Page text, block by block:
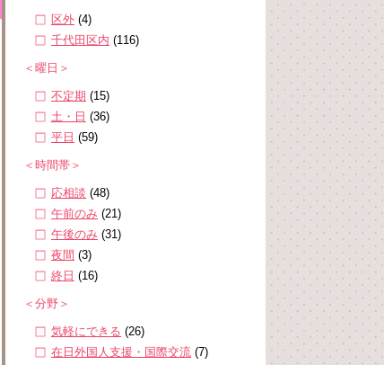
区外 (4)
千代田区内 (116)
＜曜日＞
不定期 (15)
土・日 (36)
平日 (59)
＜時間帯＞
応相談 (48)
午前のみ (21)
午後のみ (31)
夜間 (3)
終日 (16)
＜分野＞
気軽にできる (26)
在日外国人支援・国際交流 (7)